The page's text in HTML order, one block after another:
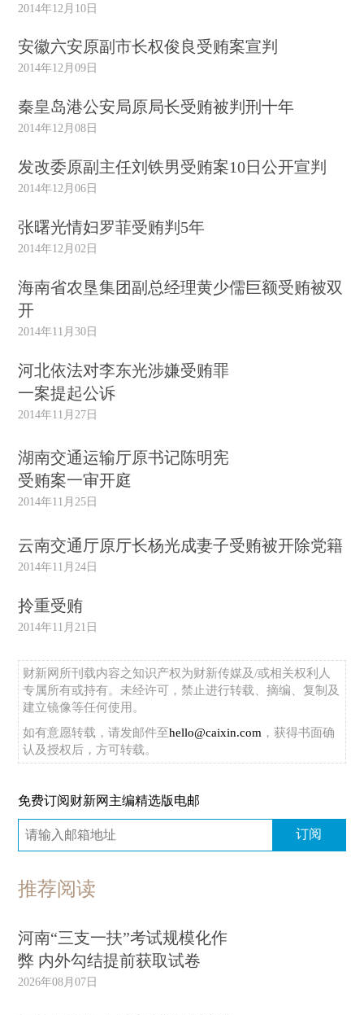
2014年12月10日
安徽六安原副市长权俊良受贿案宣判
2014年12月09日
秦皇岛港公安局原局长受贿被判刑十年
2014年12月08日
发改委原副主任刘铁男受贿案10日公开宣判
2014年12月06日
张曙光情妇罗菲受贿判5年
2014年12月02日
海南省农垦集团副总经理黄少儒巨额受贿被双
开
2014年11月30日
河北依法对李东光涉嫌受贿罪
一案提起公诉
2014年11月27日
湖南交通运输厅原书记陈明宪
受贿案一审开庭
2014年11月25日
云南交通厅原厅长杨光成妻子受贿被开除党籍
2014年11月24日
拎重受贿
2014年11月21日
财新网所刊载内容之知识产权为财新传媒及/或相关权利人
专属所有或持有。未经许可，禁止进行转载、摘编、复制及
建立镜像等任何使用。
如有意愿转载，请发邮件至hello@caixin.com ，获得书面确
认及授权后，方可转载。
免费订阅财新网主编精选版电邮
订阅
推荐阅读
河南“三支一扶”考试规模化作
弊 内外勾结提前获取试卷
2026年08月07日